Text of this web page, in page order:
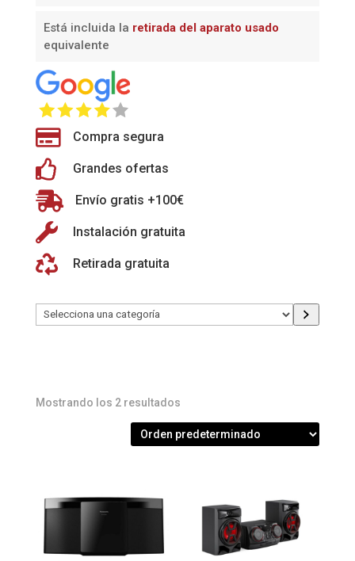
Está incluida la retirada del aparato usado
equivalente
 Compra segura
 Grandes ofertas
 Envío gratis +100€
 Instalación gratuita
 Retirada gratuita
Selecciona
una
Mostrando los 2 resultados